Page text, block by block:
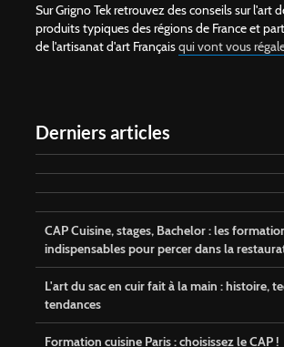
Sur Grigno Tek retrouvez des conseils sur l'art
produits typiques des régions de France et
de l'artisanat d'art Françaisqui vont vous
Derniers articles
CAP Cuisine, stages, Bachelor : les
indispensables pour percer dans la
L'art du sac en cuir fait à la main : histoire,
tendances
Formation cuisine Paris : choisissez le CAP !